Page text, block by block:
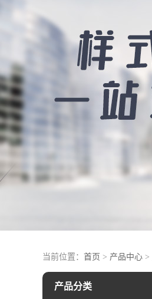
当前位置： 首页 > 产品中心 >
产品分类